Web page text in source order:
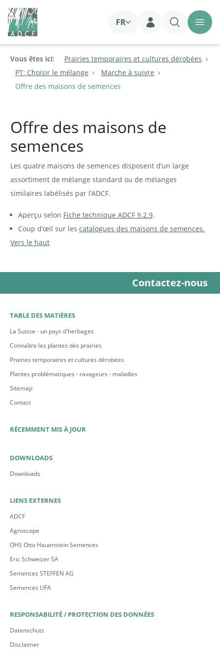
FR
Login
Vous êtes ici:
Prairies temporaires et cultures dérobées
PT: Choisir le mélange
Marche à suivre
Offre des maisons de semences
Offre des maisons de
semences
Les quatre maisons de semences disposent d’un large
assortiment de mélange standard ou de mélanges
similaires labélisés par l’ADCF.
Aperçu selon Fiche technique ADCF 9.2.9.
Coup d’œil sur les catalogues des maisons de semences.
Vers le haut
Contactez-nous
TABLE DES MATIÈRES
La Suisse - un pays d'herbages
Connaître les plantes des prairies
Prairies temporaires et cultures dérobées
Plantes problématiques - ravageurs - maladies
Sitemap
Contact
RÉCEMMENT MIS À JOUR
DOWNLOADS
Downloads
LIENS EXTERNES
ADCF
Agroscope
OHS Otto Hauenstein Semences
Eric Schweizer SA
Semences STEFFEN AG
Semences UFA
RESPONSABILITÉ / PROTECTION DES DONNÉES
Datenschutz
Disclaimer